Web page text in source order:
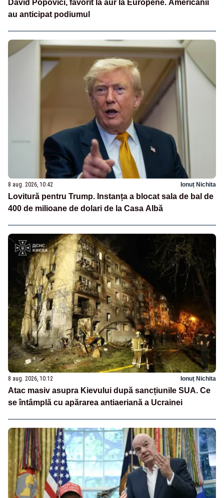
David Popovici, favorit la aur la Europene. Americanii
au anticipat podiumul
8 aug. 2026, 10:42 Ionuț Nichita
Lovitură pentru Trump. Instanța a blocat sala de bal de
400 de milioane de dolari de la Casa Albă
8 aug. 2026, 10:12 Ionuț Nichita
Atac masiv asupra Kievului după sancțiunile SUA. Ce
se întâmplă cu apărarea antiaeriană a Ucrainei